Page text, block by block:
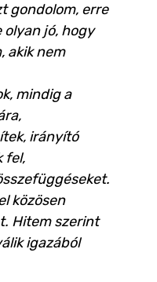
gondolom, erre
olyan jó, hogy
akik nem
mindig a
irányító
fel,
közösen
Hitem szerint
igazából